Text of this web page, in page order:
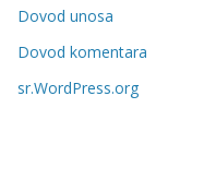
r
i
e
Dovod unosa
Dovod komentara
sr.WordPress.org